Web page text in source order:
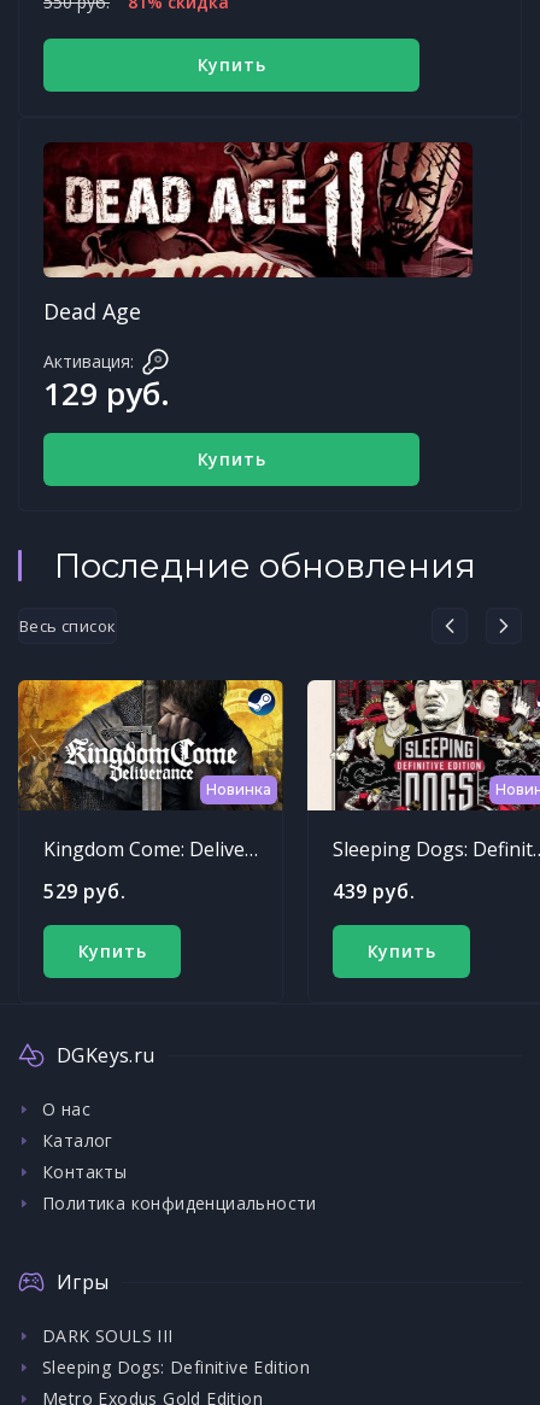
Купить
Dead Age
Активация:
129 руб.
Купить
Последние обновления
Весь список
Новинка
Kingdom Come: Deliverance
529 руб.
Купить
Sleeping
439 руб.
Купить
DGKeys.ru
О нас
Каталог
Контакты
Политика конфиденциальности
Игры
DARK SOULS III
Sleeping Dogs: Definitive Edition
Metro Exodus Gold Edition